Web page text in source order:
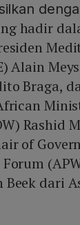
hadir
Alain
Braga,
Rashid
of
Beek dari